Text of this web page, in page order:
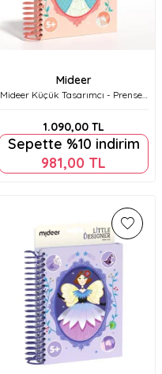
Mideer
Mideer Küçük Tasarımcı - Prenses
1.090,00TL
Sepette %10 indirim
981,00 TL